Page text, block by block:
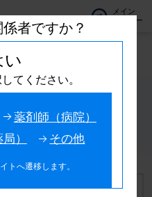
メイン
メニュー
トOD錠5mg
錠5mg
2025/12 更新
者ですか？
い
てください。
薬剤師（病院）
）
その他
トへ遷移します。